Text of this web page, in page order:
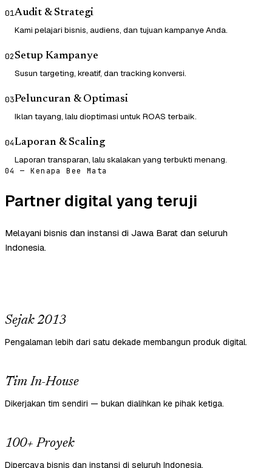
01Audit & Strategi
Kami pelajari bisnis, audiens, dan tujuan kampanye Anda.
02Setup Kampanye
Susun targeting, kreatif, dan tracking konversi.
03Peluncuran & Optimasi
Iklan tayang, lalu dioptimasi untuk ROAS terbaik.
04Laporan & Scaling
Laporan transparan, lalu skalakan yang terbukti menang.
04 — Kenapa Bee Mata
Partner digital yang teruji
Melayani bisnis dan instansi di Jawa Barat dan seluruh
Indonesia.
Sejak 2013
Pengalaman lebih dari satu dekade membangun produk digital.
Tim In-House
Dikerjakan tim sendiri — bukan dialihkan ke pihak ketiga.
100+ Proyek
Dipercaya bisnis dan instansi di seluruh Indonesia.